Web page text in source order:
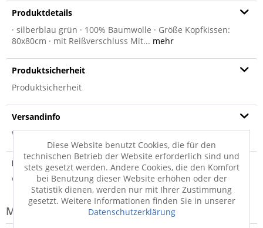
Produktdetails
· silberblau grün · 100% Baumwolle · Größe Kopfkissen:
80x80cm · mit Reißverschluss Mit... mehr
Produktsicherheit
Produktsicherheit
Versandinfo
Weitere Informationen zum Versand...
Hersteller
Weitere Informationen zum Hersteller...
Modell-Familie: MOMENTS
Diese Website benutzt Cookies, die für den
technischen Betrieb der Website erforderlich sind und
stets gesetzt werden. Andere Cookies, die den Komfort
bei Benutzung dieser Website erhöhen oder der
Statistik dienen, werden nur mit Ihrer Zustimmung
gesetzt. Weitere Informationen finden Sie in unserer
Datenschutzerklärung